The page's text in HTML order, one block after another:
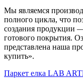
Мы являемся
полного цикла, что
создания продукции
готового покрытия.
представлена наша
купить».
Паркет елка LAB